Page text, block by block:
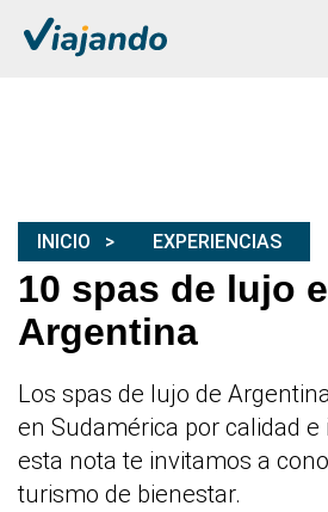
INICIO EXPERIENCIAS
10 spas de lujo
Argentina
Los spas de lujo de
en Sudamérica por calidad e
esta nota te invitamos a
turismo de bienestar.